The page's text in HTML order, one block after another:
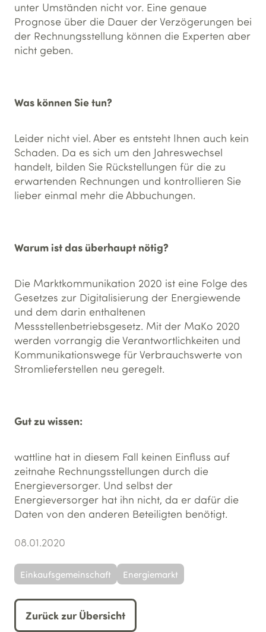
unter Umständen nicht vor. Eine genaue
Prognose über die Dauer der Verzögerungen bei
der Rechnungsstellung können die Experten aber
nicht geben.
Was können Sie tun?
Leider nicht viel. Aber es entsteht Ihnen auch kein
Schaden. Da es sich um den Jahreswechsel
handelt, bilden Sie Rückstellungen für die zu
erwartenden Rechnungen und kontrollieren Sie
lieber einmal mehr die Abbuchungen.
Warum ist das überhaupt nötig?
Die Marktkommunikation 2020 ist eine Folge des
Gesetzes zur Digitalisierung der Energiewende
und dem darin enthaltenen
Messstellenbetriebsgesetz. Mit der MaKo 2020
werden vorrangig die Verantwortlichkeiten und
Kommunikationswege für Verbrauchswerte von
Stromlieferstellen neu geregelt.
Gut zu wissen:
wattline hat in diesem Fall keinen Einfluss auf
zeitnahe Rechnungsstellungen durch die
Energieversorger. Und selbst der
Energieversorger hat ihn nicht, da er dafür die
Daten von den anderen Beteiligten benötigt.
08.01.2020
Einkaufsgemeinschaft Energiemarkt
Zurück zur Übersicht